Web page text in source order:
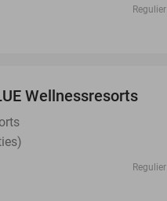
Regulier
Wellnessresorts
Regulier